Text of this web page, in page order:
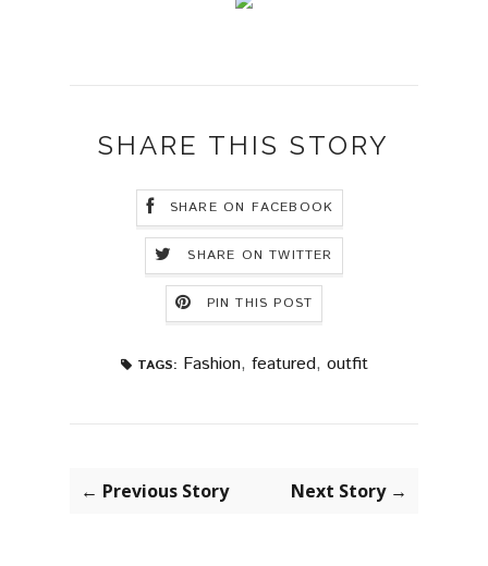
SHARE THIS STORY
SHARE ON FACEBOOK
SHARE ON TWITTER
PIN THIS POST
TAGS: Fashion, featured, outfit
← Previous Story Next Story →